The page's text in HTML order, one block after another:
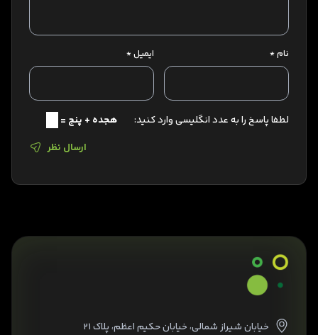
نام* ایمیل*
لطفا پاسخ را به عدد انگلیسی وارد کنید:
هجده + پنج =
ارسال نظر
خیابان شیراز شمالی، خیابان حکیم اعظم، پلاک ۲۱